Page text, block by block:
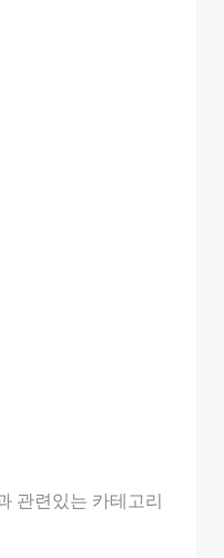
관련있는 카테고리